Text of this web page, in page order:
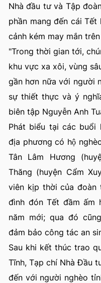
Nhà đầu tư và Tập
phần mang đến cái
cảnh kém may mắn
"Trong thời gian tới,
khu vực xa xôi, vùng
gần hơn nữa với người
sự thiết thực và ý
biên tập Nguyễn Anh
Phát biểu tại các buổi
địa phương có hộ
Tân Lâm Hương
Thăng (huyện Cẩm
viên kịp thời của đoàn
đình đón Tết đầm ấm
năm mới; qua đó
đảm bảo công tác an
Sau khi kết thúc trao
Tĩnh, Tạp chí Nhà Đầu
đến với người nghèo